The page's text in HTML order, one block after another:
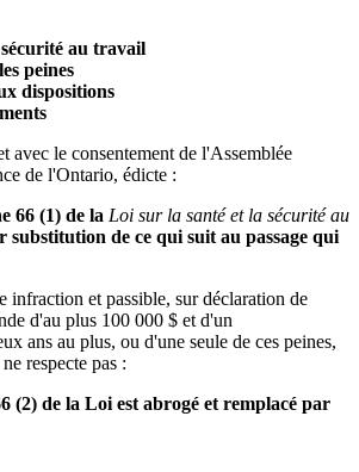
au travail
peines
dispositions
avec le consentement de l'Assemblée
de l'Ontario, édicte :
66 (1) de la Loi sur la santé et la sécurité au
substitution de ce qui suit au passage qui
infraction et passible, sur déclaration de
d'au plus 100 000 $ et d'un
ans au plus, ou d'une seule de ces peines,
respecte pas :
(2) de la Loi est abrogé et remplacé par